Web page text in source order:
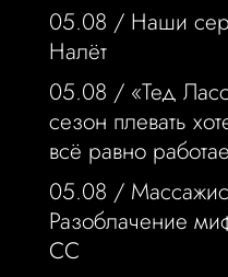
05.08 / Наши
Налёт
05.08 / «Тед
сезон плевать
всё равно
05.08 /
Разоблачение
СС